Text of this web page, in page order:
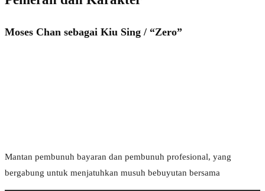
Moses Chan sebagai Kiu Sing / “Zero”
Mantan pembunuh bayaran dan pembunuh profesional, yang
bergabung untuk menjatuhkan musuh bebuyutan bersama